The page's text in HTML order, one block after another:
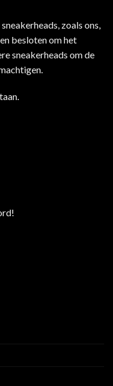
zoals ons,
besloten om het
sneakerheads om de